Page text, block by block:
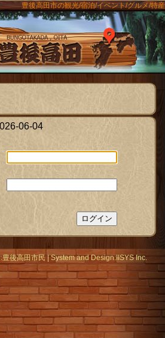
豊後高田市の観光/宿泊/イベント/グルメ/特産
The豊後
06-04
豊後高田市民|Systemand Design:IISYS Inc.